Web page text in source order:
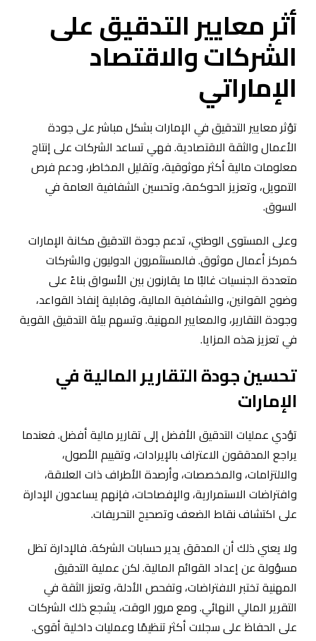
أثر معايير التدقيق على
الشركات والاقتصاد
الإماراتي
تؤثر معايير التدقيق في الإمارات بشكل مباشر على جودة
الأعمال والثقة الاقتصادية. فهي تساعد الشركات على إنتاج
معلومات مالية أكثر موثوقية، وتقليل المخاطر، ودعم فرص
التمويل، وتعزيز الحوكمة، وتحسين الشفافية العامة في
السوق.
وعلى المستوى الوطني، تدعم جودة التدقيق مكانة الإمارات
كمركز أعمال موثوق. فالمستثمرون الدوليون والشركات
متعددة الجنسيات غالبًا ما يقارنون بين الأسواق بناءً على
وضوح القوانين، والشفافية المالية، وقابلية إنفاذ القواعد،
وجودة التقارير، والمعايير المهنية. وتسهم بيئة التدقيق القوية
في تعزيز هذه المزايا.
تحسين جودة التقارير المالية في
الإمارات
تؤدي عمليات التدقيق الأفضل إلى تقارير مالية أفضل. فعندما
يراجع المدققون الاعتراف بالإيرادات، وتقييم الأصول،
والالتزامات، والمخصصات، وأرصدة الأطراف ذات العلاقة،
وافتراضات الاستمرارية، والإفصاحات، فإنهم يساعدون الإدارة
على اكتشاف نقاط الضعف وتصحيح التحريفات.
ولا يعني ذلك أن المدقق يدير حسابات الشركة. فالإدارة تظل
مسؤولة عن إعداد القوائم المالية. لكن عملية التدقيق
المهنية تختبر الافتراضات، وتفحص الأدلة، وتعزز الثقة في
التقرير المالي النهائي. ومع مرور الوقت، يشجع ذلك الشركات
على الحفاظ على سجلات أكثر تنظيمًا وعمليات داخلية أقوى.